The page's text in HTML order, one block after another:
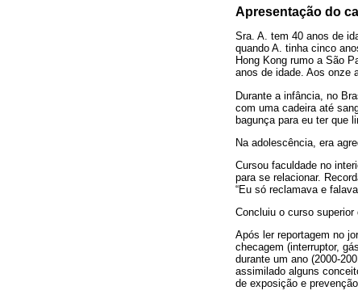
Apresentação do
Sra. A. tem 40 anos de
quando A. tinha cinco
Hong Kong rumo a São
anos de idade. Aos onze
Durante a infância, no
com uma cadeira até
bagunça para eu ter que
Na adolescência, era
Cursou faculdade no
para se relacionar.
“Eu só reclamava e
Concluiu o curso
Após ler reportagem no
checagem (interruptor,
durante um ano (2000-
assimilado alguns
de exposição e